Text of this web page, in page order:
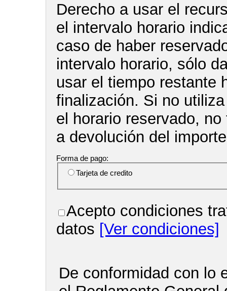
Derecho a usar el
el intervalo horario
caso de haber
intervalo horario, sólo
usar el tiempo restante
finalización. Si no
el horario reservado,
a devolución del
Forma de pago:
Tarjeta de credito
Acepto condiciones
datos [Ver condiciones]
De conformidad con lo